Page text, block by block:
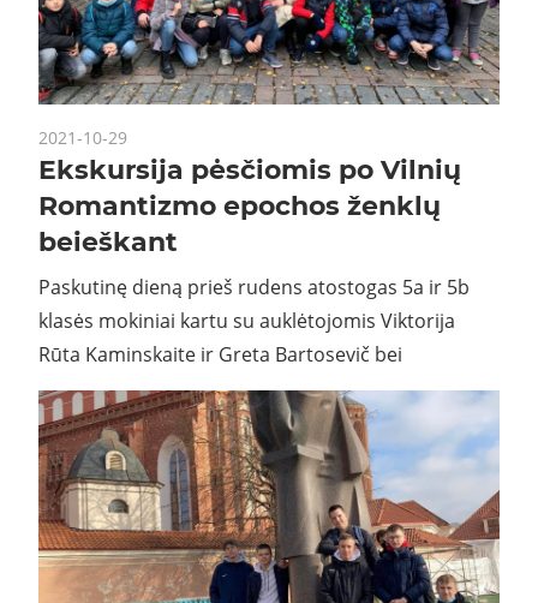
2021-10-29
Ekskursija pėsčiomis po Vilnių
Romantizmo epochos ženklų
beieškant
Paskutinę dieną prieš rudens atostogas 5a ir 5b
klasės mokiniai kartu su auklėtojomis Viktorija
Rūta Kaminskaite ir Greta Bartosevič bei